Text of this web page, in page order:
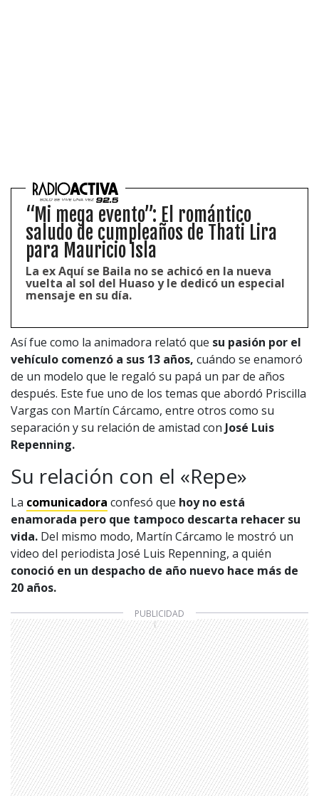
“Mi mega evento”: El romántico
saludo de cumpleaños de Thati Lira
para Mauricio Isla
La ex Aquí se Baila no se achicó en la nueva
vuelta al sol del Huaso y le dedicó un especial
mensaje en su día.
Así fue como la animadora relató que su pasión por el
vehículo comenzó a sus 13 años, cuándo se enamoró
de un modelo que le regaló su papá un par de años
después. Este fue uno de los temas que abordó Priscilla
Vargas con Martín Cárcamo, entre otros como su
separación y su relación de amistad con José Luis
Repenning.
Su relación con el «Repe»
La comunicadora confesó que hoy no está
enamorada pero que tampoco descarta rehacer su
vida. Del mismo modo, Martín Cárcamo le mostró un
video del periodista José Luis Repenning, a quién
conoció en un despacho de año nuevo hace más de
20 años.